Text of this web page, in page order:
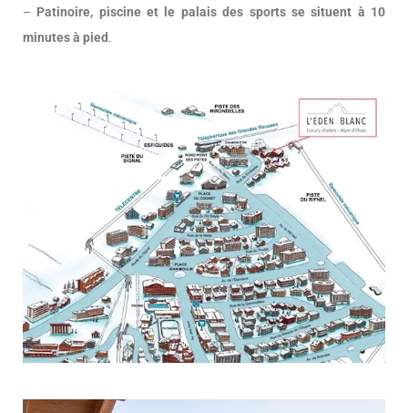
– Patinoire, piscine et le palais des sports se situent à 10
minutes à pied .